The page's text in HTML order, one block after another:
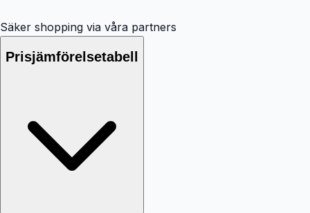
Säker shopping via våra partners
Prisjämförelsetabell